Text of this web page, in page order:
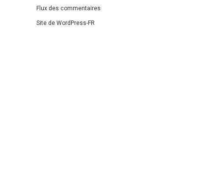
Flux des commentaires
Site de WordPress-FR